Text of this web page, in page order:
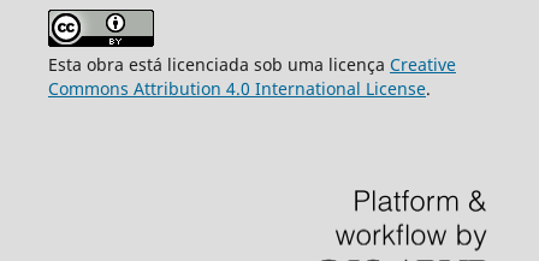
Esta obra está licenciada sob uma licença Creative
Commons Attribution 4.0 International License.